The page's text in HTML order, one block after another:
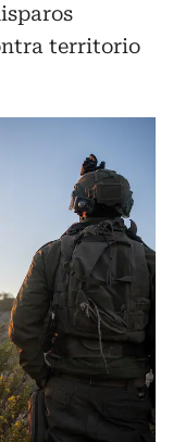
territorio